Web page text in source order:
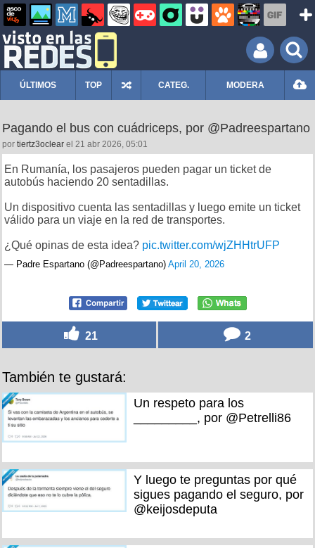
ÚLTIMOS TOP CATEG. MODERA
Pagando el bus con cuádriceps, por @Padreespartano
por tiertz3oclear el 21 abr 2026, 05:01
En Rumanía, los pasajeros pueden pagar un ticket de
autobús haciendo 20 sentadillas.
Un dispositivo cuenta las sentadillas y luego emite un ticket
válido para un viaje en la red de transportes.
¿Qué opinas de esta idea? pic.twitter.com/wjZHHtrUFP
— Padre Espartano (@Padreespartano) April 20, 2026
21 2
También te gustará:
Un respeto para los
_________, por @Petrelli86
Y luego te preguntas por qué
sigues pagando el seguro, por
@keijosdeputa